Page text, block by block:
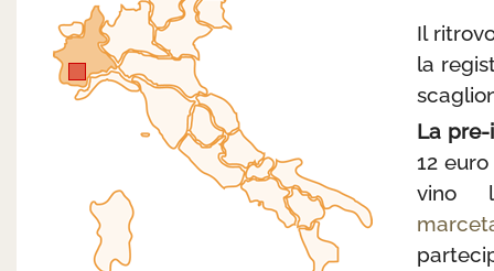
Il
la
La
12
vino